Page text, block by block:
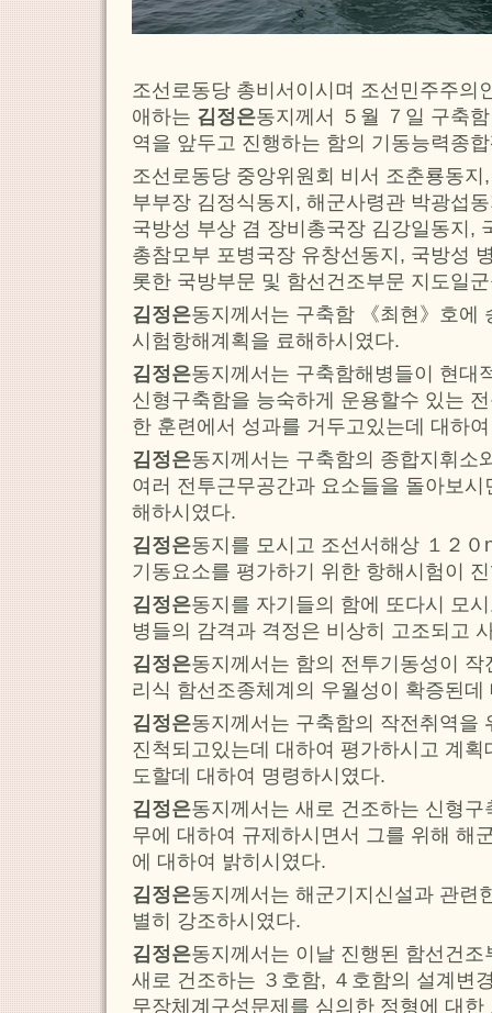
조선로동당 총비서이시며 조선민주주의
애하는 김정은동지께서 ５월 ７일 구축
역을 앞두고 진행하는 함의 기동능력종
조선로동당 중앙위원회 비서 조춘룡동
부부장 김정식동지, 해군사령관 박광섭
국방성 부상 겸 장비총국장 김강일동지,
총참모부 포병국장 유창선동지, 국방성
롯한 국방부문 및 함선건조부문 지도일
김정은동지께서는 구축함 《최현》호에
시험항해계획을 료해하시였다.
김정은동지께서는 구축함해병들이 현대
신형구축함을 능숙하게 운용할수 있는
한 훈련에서 성과를 거두고있는데 대하
김정은동지께서는 구축함의 종합지휘소
여러 전투근무공간과 요소들을 돌아보
해하시였다.
김정은동지를 모시고 조선서해상 １２０
기동요소를 평가하기 위한 항해시험이
김정은동지를 자기들의 함에 또다시 모
병들의 감격과 격정은 비상히 고조되고
김정은동지께서는 함의 전투기동성이
리식 함선조종체계의 우월성이 확증된
김정은동지께서는 구축함의 작전취역을
진척되고있는데 대하여 평가하시고 계
도할데 대하여 명령하시였다.
김정은동지께서는 새로 건조하는 신형
무에 대하여 규제하시면서 그를 위해 해
에 대하여 밝히시였다.
김정은동지께서는 해군기지신설과 관련
별히 강조하시였다.
김정은동지께서는 이날 진행된 함선건
새로 건조하는 ３호함, ４호함의 설계변
무장체계구성문제를 심의한 정형에 대